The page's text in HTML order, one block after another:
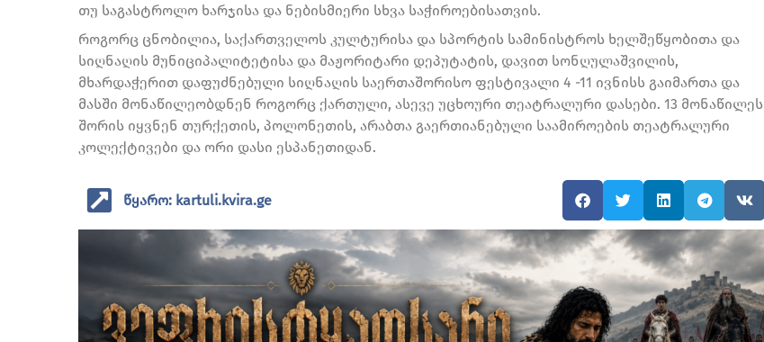
თუ საგასტროლო ხარჯისა და ნებისმიერი სხვა საჭიროებისათვის.
როგორც ცნობილია, საქართველოს კულტურისა და სპორტის სამინისტროს ხელშეწყობითა და
სიღნაღის მუნიციპალიტეტისა და მაჟორიტარი დეპუტატის, დავით სონღულაშვილის,
მხარდაჭერით დაფუძნებული სიღნაღის საერთაშორისო ფესტივალი 4 -11 ივნისს გაიმართა და
მასში მონაწილეობდნენ როგორც ქართული, ასევე უცხოური თეატრალური დასები. 13 მონაწილეს
შორის იყვნენ თურქეთის, პოლონეთის, არაბთა გაერთიანებული საამიროების თეატრალური
კოლექტივები და ორი დასი ესპანეთიდან.
წყარო: kartuli.kvira.ge